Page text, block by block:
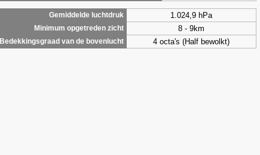
Gemiddelde luchtdruk
1.024,9 hPa
Minimum opgetreden zicht 8 - 9km
Bedekkingsgraad van de bovenlucht 4 octa's (Half bewolkt)